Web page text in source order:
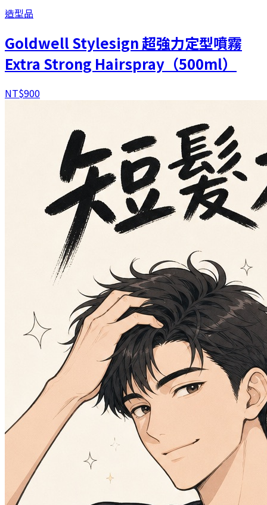
造型品
Goldwell Stylesign 超強力定型噴霧
Extra Strong Hairspray（500ml）
NT$900